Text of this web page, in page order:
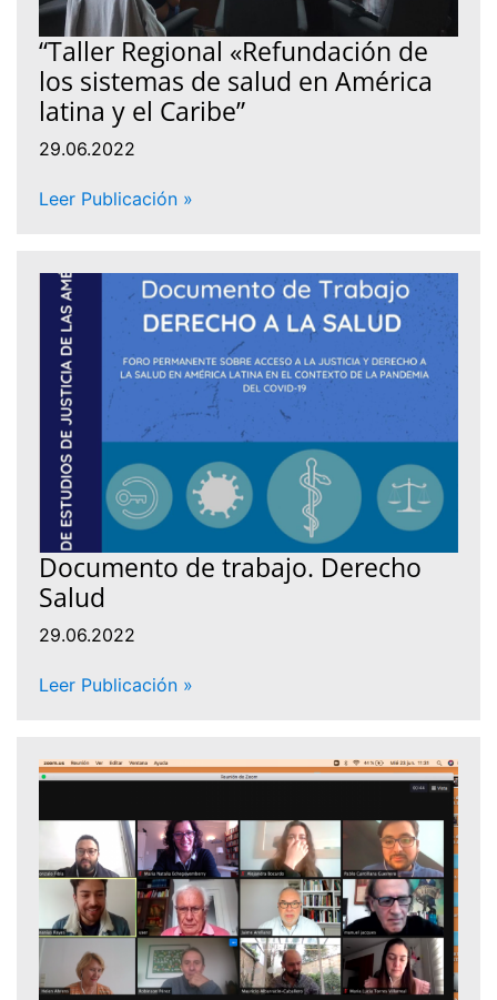
“Taller Regional «Refundación de
los sistemas de salud en América
latina y el Caribe”
29.06.2022
Leer Publicación »
Documento de trabajo. Derecho
Salud
29.06.2022
Leer Publicación »